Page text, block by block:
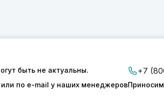
быть не актуальны.
по e-mail у наших менеджеров
+7